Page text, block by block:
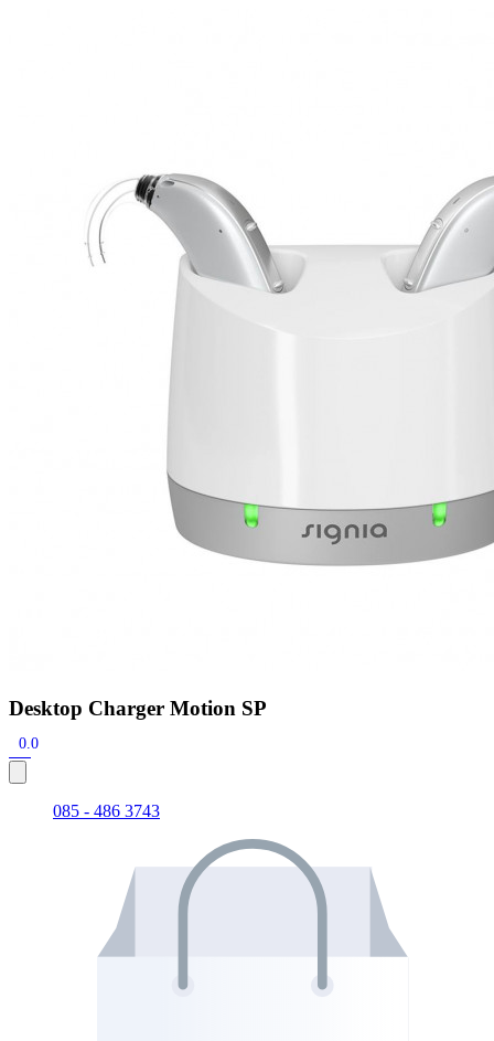
Signia Active Mini IX - Oplaadbaar
De Signia Active Mini IX is het nieuwste hoortoestel van Signia.
Desktop Charger Motion SP
0.0
085 - 486 3743